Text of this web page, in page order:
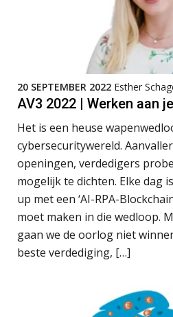
20 SEPTEMBER 2022 Esther
AV3 2022 | Werken aan
Het is een heuse
cybersecuritywereld.
openingen, verdedigers
mogelijk te dichten. Elke dag
up met een ‘AI-RPA-
moet maken in die wedloop.
gaan we de oorlog niet
beste verdediging, […]
transitie
toekomst
werkgever
Het
adviezen
en
Zomer.